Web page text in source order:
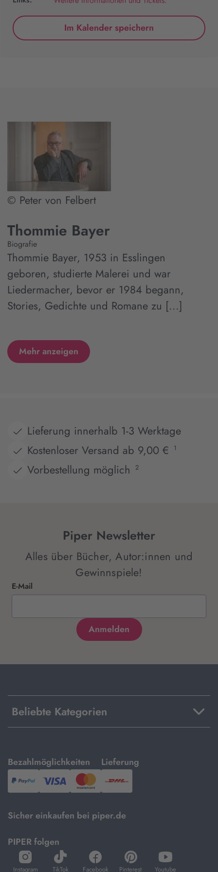
Im Kalender speichern
© Peter von Felbert
Thommie Bayer
Biografie
Thommie Bayer, 1953 in Esslingen
geboren, studierte Malerei und war
Liedermacher, bevor er 1984 begann,
Stories, Gedichte und Romane zu [...]
Mehr anzeigen
Lieferung innerhalb 1-3 Werktage
Kostenloser Versand ab 9,00 €
1
Vorbestellung möglich 2
Piper Newsletter
Alles über Bücher, Autor:innen und
Gewinnspiele!
E-Mail
Beliebte Kategorien
Bezahlmöglichkeiten
mit
PayPal,Visa
und
Lieferung
mit
DHL.
Sicher einkaufen bei piper.de
PIPER folgen
Instagram
öffnet
in
TikTok
öffnet
in
Facebook
öffnet
in
Pinterest
öffnet
in
Youtube
öffnet
in